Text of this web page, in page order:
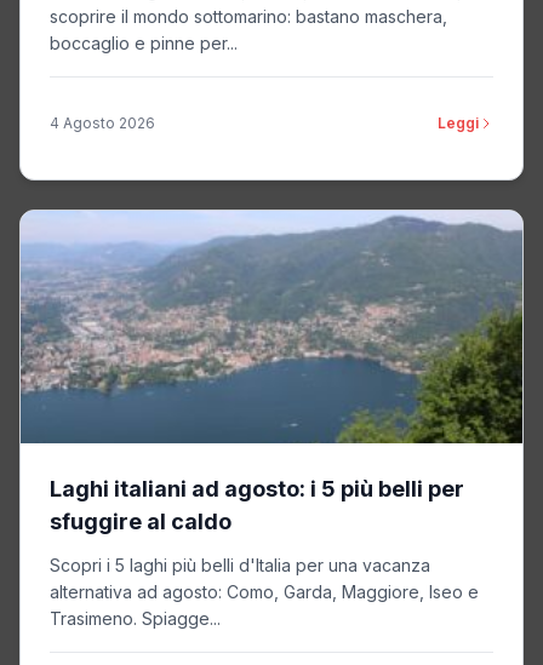
scoprire il mondo sottomarino: bastano maschera,
boccaglio e pinne per...
4 Agosto 2026 Leggi
Laghi italiani ad agosto: i 5 più belli per
sfuggire al caldo
Scopri i 5 laghi più belli d'Italia per una vacanza
alternativa ad agosto: Como, Garda, Maggiore, Iseo e
Trasimeno. Spiagge...